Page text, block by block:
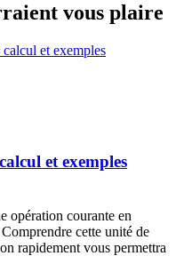
vous plaire
et exemples
opération courante en
cette unité de
rapidement vous permettra